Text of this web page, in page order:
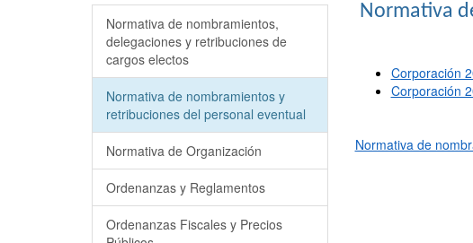
Normativa de nombramientos,
delegaciones y retribuciones de
cargos electos
Normativa de nombramientos y
retribuciones del personal eventual
Normativa de Organización
Ordenanzas y Reglamentos
Ordenanzas Fiscales y Precios
Normativa
Corporación
Corporación
Normativa de